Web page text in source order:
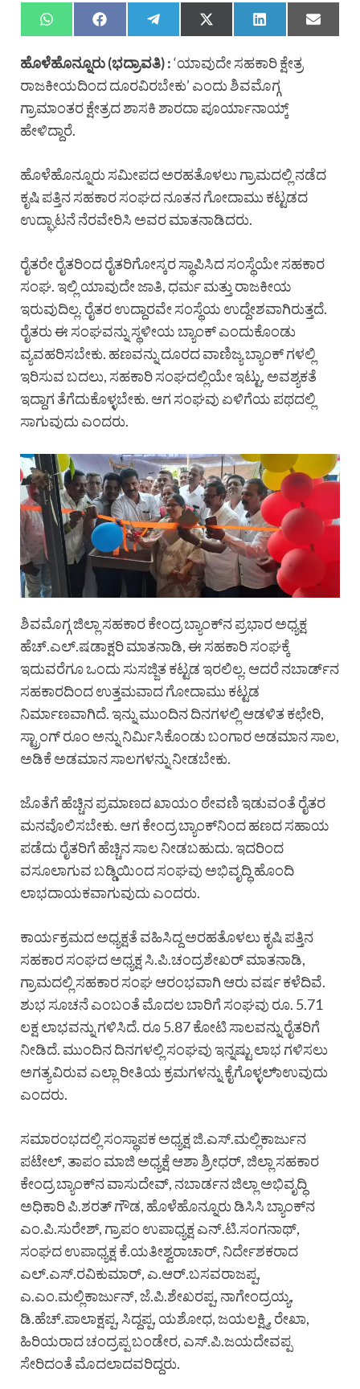
ಹೊಳೆಹೊನ್ನೂರು (ಭದ್ರಾವತಿ) :‘ಯಾವುದೇ ಸಹಕಾರಿ ಕ್ಷೇತ್ರ
ರಾಜಕೀಯದಿಂದ ದೂರವಿರಬೇಕು’ ಎಂದು ಶಿವಮೊಗ್ಗ
ಗ್ರಾಮಾಂತರ ಕ್ಷೇತ್ರದ ಶಾಸಕಿ ಶಾರದಾ ಪೂರ್ಯಾನಾಯ್ಕ್
ಹೇಳಿದ್ದಾರೆ.
ಹೊಳೆಹೊನ್ನೂರು ಸಮೀಪದ ಅರಹತೊಳಲು ಗ್ರಾಮದಲ್ಲಿ ನಡೆದ
ಕೃಷಿ ಪತ್ತಿನ ಸಹಕಾರ ಸಂಘದ ನೂತನ ಗೋದಾಮು ಕಟ್ಟಡದ
ಉದ್ಘಾಟನೆ ನೆರವೇರಿಸಿ ಅವರ ಮಾತನಾಡಿದರು.
ರೈತರೇ ರೈತರಿಂದ ರೈತರಿಗೋಸ್ಕರ ಸ್ಥಾಪಿಸಿದ ಸಂಸ್ಥೆಯೇ ಸಹಕಾರ
ಸಂಘ. ಇಲ್ಲಿ ಯಾವುದೇ ಜಾತಿ, ಧರ್ಮ ಮತ್ತು ರಾಜಕೀಯ
ಇರುವುದಿಲ್ಲ. ರೈತರ ಉದ್ದಾರವೇ ಸಂಸ್ಥೆಯ ಉದ್ದೇಶವಾಗಿರುತ್ತದೆ.
ರೈತರು ಈ ಸಂಘವನ್ನು ಸ್ಥಳೀಯ ಬ್ಯಾಂಕ್ ಎಂದುಕೊಂಡು
ವ್ಯವಹರಿಸಬೇಕು. ಹಣವನ್ನು ದೂರದ ವಾಣಿಜ್ಯ ಬ್ಯಾಂಕ್ ಗಳಲ್ಲಿ
ಇರಿಸುವ ಬದಲು, ಸಹಕಾರಿ ಸಂಘದಲ್ಲಿಯೇ ಇಟ್ಟು, ಅವಶ್ಯಕತೆ
ಇದ್ದಾಗ ತೆಗೆದುಕೊಳ್ಳಬೇಕು. ಆಗ ಸಂಘವು ಏಳಿಗೆಯ ಪಥದಲ್ಲಿ
ಸಾಗುವುದು ಎಂದರು.
ಶಿವಮೊಗ್ಗ ಜಿಲ್ಲಾ ಸಹಕಾರ ಕೇಂದ್ರ ಬ್ಯಾಂಕ್‌ನ ಪ್ರಭಾರ ಅಧ್ಯಕ್ಷ
ಹೆಚ್.ಎಲ್.ಷಡಾಕ್ಷರಿ ಮಾತನಾಡಿ, ಈ ಸಹಕಾರಿ ಸಂಘಕ್ಕೆ
ಇದುವರೆಗೂ ಒಂದು ಸುಸಜ್ಜಿತ ಕಟ್ಟಡ ಇರಲಿಲ್ಲ. ಆದರೆ ನಬಾರ್ಡ್‌ನ
ಸಹಕಾರದಿಂದ ಉತ್ತಮವಾದ ಗೋದಾಮು ಕಟ್ಟಡ
ನಿರ್ಮಾಣವಾಗಿದೆ. ಇನ್ನು ಮುಂದಿನ ದಿನಗಳಲ್ಲಿ ಆಡಳಿತ ಕಛೇರಿ,
ಸ್ಟ್ರಾಂಗ್ ರೂಂ ಅನ್ನು ನಿರ್ಮಿಸಿಕೊಂಡು ಬಂಗಾರ ಅಡಮಾನ ಸಾಲ,
ಅಡಿಕೆ ಅಡಮಾನ ಸಾಲಗಳನ್ನು ನೀಡಬೇಕು.
ಜೊತೆಗೆ ಹೆಚ್ಚಿನ ಪ್ರಮಾಣದ ಖಾಯಂ ಠೇವಣಿ ಇಡುವಂತೆ ರೈತರ
ಮನವೊಲಿಸಬೇಕು. ಆಗ ಕೇಂದ್ರ ಬ್ಯಾಂಕ್‌ನಿಂದ ಹಣದ ಸಹಾಯ
ಪಡೆದು ರೈತರಿಗೆ ಹೆಚ್ಚಿನ ಸಾಲ ನೀಡಬಹುದು. ಇದರಿಂದ
ವಸೂಲಾಗುವ ಬಡ್ಡಿಯಿಂದ ಸಂಘವು ಅಭಿವೃದ್ಧಿ ಹೊಂದಿ
ಲಾಭದಾಯಕವಾಗುವುದು ಎಂದರು.
ಕಾರ್ಯಕ್ರಮದ ಅಧ್ಯಕ್ಷತೆ ವಹಿಸಿದ್ದ ಅರಹತೊಳಲು ಕೃಷಿ ಪತ್ತಿನ
ಸಹಕಾರ ಸಂಘದ ಅಧ್ಯಕ್ಷ ಸಿ.ಪಿ.ಚಂದ್ರಶೇಖರ್ ಮಾತನಾಡಿ,
ಗ್ರಾಮದಲ್ಲಿ ಸಹಕಾರ ಸಂಘ ಆರಂಭವಾಗಿ ಆರು ವರ್ಷ ಕಳೆದಿವೆ.
ಶುಭ ಸೂಚನೆ ಎಂಬಂತೆ ಮೊದಲ ಬಾರಿಗೆ ಸಂಘವು ರೂ. 5.71
ಲಕ್ಷ ಲಾಭವನ್ನು ಗಳಿಸಿದೆ. ರೂ 5.87 ಕೋಟಿ ಸಾಲವನ್ನು ರೈತರಿಗೆ
ನೀಡಿದೆ. ಮುಂದಿನ ದಿನಗಳಲ್ಲಿ ಸಂಘವು ಇನ್ನಷ್ಟು ಲಾಭ ಗಳಿಸಲು
ಅಗತ್ಯವಿರುವ ಎಲ್ಲಾ ರೀತಿಯ ಕ್ರಮಗಳನ್ನು ಕೈಗೊಳ್ಳಲಾ್ಉವುದು
ಎಂದರು.
ಸಮಾರಂಭದಲ್ಲಿ ಸಂಸ್ಥಾಪಕ ಅಧ್ಯಕ್ಷ ಜಿ.ಎಸ್.ಮಲ್ಲಿಕಾರ್ಜುನ
ಪಟೇಲ್, ತಾಪಂ ಮಾಜಿ ಅಧ್ಯಕ್ಷೆ ಆಶಾ ಶ್ರೀಧರ್, ಜಿಲ್ಲಾ ಸಹಕಾರ
ಕೇಂದ್ರ ಬ್ಯಾಂಕ್‌ನ ವಾಸುದೇವ್, ನಬಾರ್ಡ‌‌ನ ಜಿಲ್ಲಾ ಅಭಿವೃದ್ಧಿ
ಅಧಿಕಾರಿ ಪಿ.ಶರತ್ ಗೌಡ, ಹೊಳೆಹೊನ್ನೂರು ಡಿಸಿಸಿ ಬ್ಯಾಂಕ್‌ನ
ಎಂ.ಪಿ.ಸುರೇಶ್, ಗ್ರಾಪಂ ಉಪಾಧ್ಯಕ್ಷ ಎನ್.ಟಿ.ಸಂಗನಾಥ್,
ಸಂಘದ ಉಪಾಧ್ಯಕ್ಷ ಕೆ.ಯತೀಶ್ವರಾಚಾರ್, ನಿರ್ದೇಶಕರಾದ
ಎಲ್.ಎಸ್.ರವಿಕುಮಾರ್, ಎ.ಆರ್.ಬಸವರಾಜಪ್ಪ,
ಎ.ಎಂ.ಮಲ್ಲಿಕಾರ್ಜುನ್, ಜೆ.ಪಿ.ಶೇಖರಪ್ಪ, ನಾಗೇಂದ್ರಯ್ಯ,
ಡಿ.ಹೆಚ್.ಪಾಲಾಕ್ಷಪ್ಪ, ಸಿದ್ದಪ್ಪ, ಯಶೋಧ, ಜಯಲಕ್ಷ್ಮಿ, ರೇಖಾ,
ಹಿರಿಯರಾದ ಚಂದ್ರಪ್ಪ ಬಂಡೇರ, ಎಸ್.ಪಿ.ಜಯದೇವಪ್ಪ
ಸೇರಿದಂತೆ ಮೊದಲಾದವರಿದ್ದರು.